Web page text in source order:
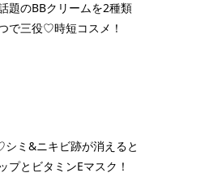
題のBBクリームを2種類
で三役♡時短コスメ！
ミ&ニキビ跡が消えると
プとビタミンEマスク！